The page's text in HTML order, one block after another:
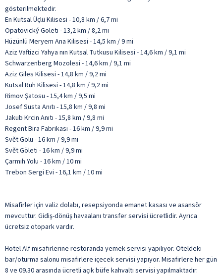
gösterilmektedir.
En Kutsal Üçlü Kilisesi - 10,8 km / 6,7 mi
Opatovický Göleti - 13,2 km / 8,2 mi
Hüzünlü Meryem Ana Kilisesi - 14,5 km / 9 mi
Aziz Vaftizci Yahya nın Kutsal Tutkusu Kilisesi - 14,6 km / 9,1 mi
Schwarzenberg Mozolesi - 14,6 km / 9,1 mi
Aziz Giles Kilisesi - 14,8 km / 9,2 mi
Kutsal Ruh Kilisesi - 14,8 km / 9,2 mi
Rimov Şatosu - 15,4 km / 9,5 mi
Josef Susta Anıtı - 15,8 km / 9,8 mi
Jakub Krcin Anıtı - 15,8 km / 9,8 mi
Regent Bira Fabrikası - 16 km / 9,9 mi
Svět Gölü - 16 km / 9,9 mi
Svět Göleti - 16 km / 9,9 mi
Çarmıh Yolu - 16 km / 10 mi
Trebon Sergi Evi - 16,1 km / 10 mi
Misafirler için valiz dolabı, resepsiyonda emanet kasası ve asansör
mevcuttur. Gidiş-dönüş havaalanı transfer servisi ücretlidir. Ayrıca
ücretsiz otopark vardır.
Hotel Alf misafirlerine restoranda yemek servisi yapılıyor. Oteldeki
bar/oturma salonu misafirlere içecek servisi yapıyor. Misafirlere her gün
8 ve 09.30 arasında ücretli açık büfe kahvaltı servisi yapılmaktadır.